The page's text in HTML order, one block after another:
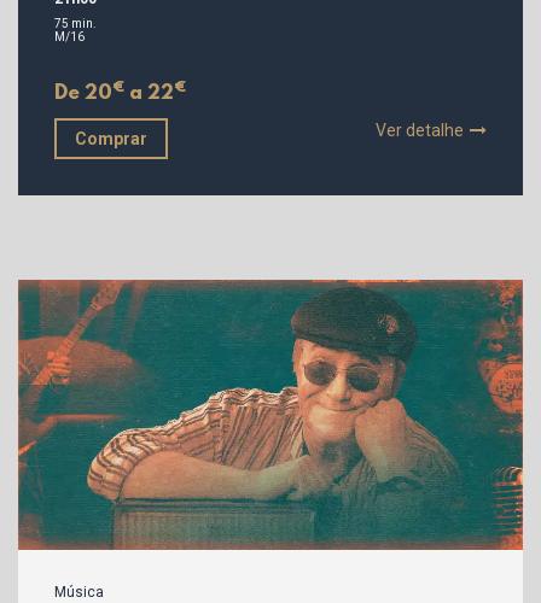
75 min.
M/16
De 20€ a 22€
Comprar Ver detalhe
Música